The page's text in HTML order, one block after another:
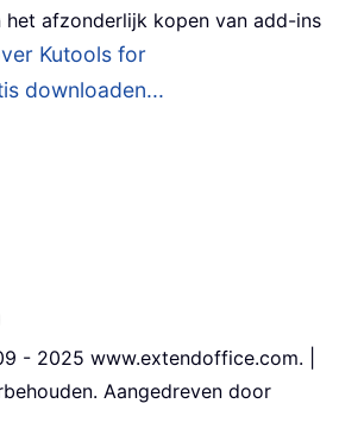
het afzonderlijk kopen van add-ins
Kutools for
downloaden...
- 2025 www.extendoffice.com. |
Aangedreven door